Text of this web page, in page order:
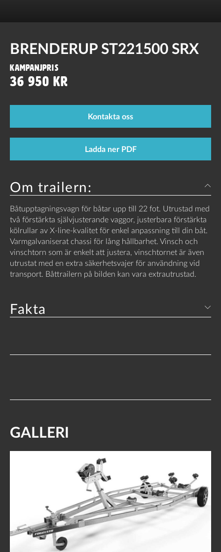
BRENDERUP ST221500 SRX
Kampanjpris
36 950 kr
Kontakta oss
Ladda ner PDF
Om trailern:
Båtupptagningsvagn för båtar upp till 22 fot. Utrustad med
två förstärkta självjusterande vaggor, justerbara förstärkta
kölrullar av X-line-kvalitet för enkel anpassning till din båt.
Varmgalvaniserat chassi för lång hållbarhet. Vinsch och
vinschtorn som är enkelt att justera, vinschtornet är även
utrustat med en extra säkerhetsvajer för användning vid
transport. Båttrailern på bilden kan vara extrautrustad.
Fakta
GALLERI